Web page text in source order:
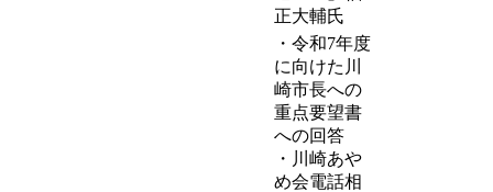
正大輔氏
・令和7年度
に向けた川
崎市長への
重点要望書
への回答
・川崎あや
め会電話相